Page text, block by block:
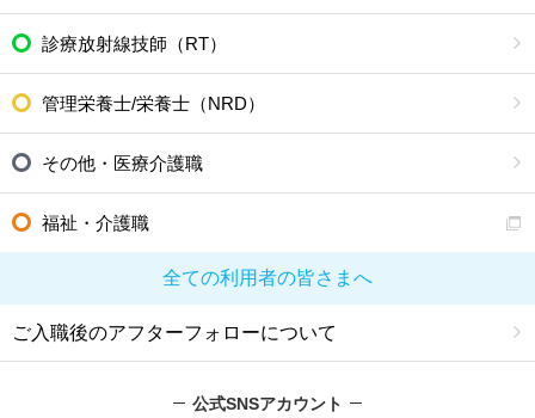
診療放射線技師（RT）
管理栄養士/栄養士（NRD）
その他・医療介護職
福祉・介護職
全ての利用者の皆さまへ
ご入職後のアフターフォローについて
公式SNSアカウント